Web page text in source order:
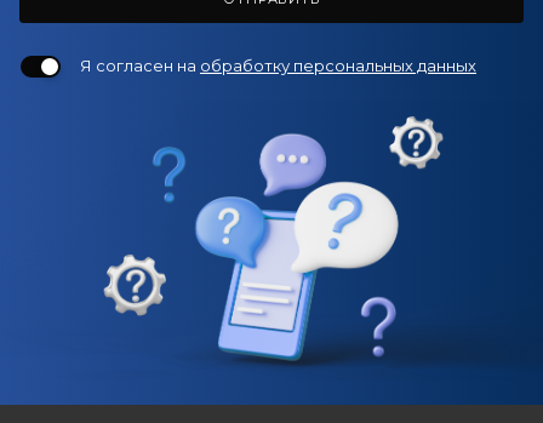
Я согласен на обработку персональных данных